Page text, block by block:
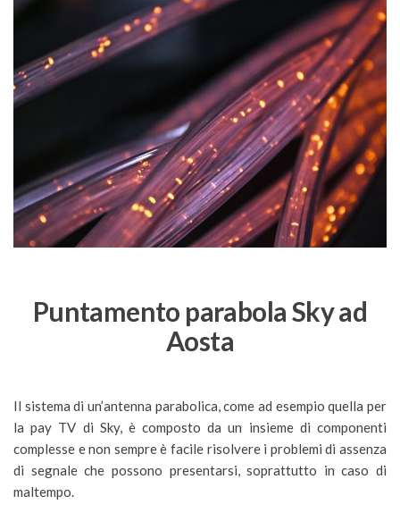
Puntamento parabola Sky ad
Aosta
Il sistema di un’antenna parabolica, come ad esempio quella per
la pay TV di Sky, è composto da un insieme di componenti
complesse e non sempre è facile risolvere i problemi di assenza
di segnale che possono presentarsi, soprattutto in caso di
maltempo.